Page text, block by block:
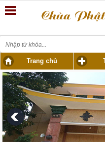
Trang chủ